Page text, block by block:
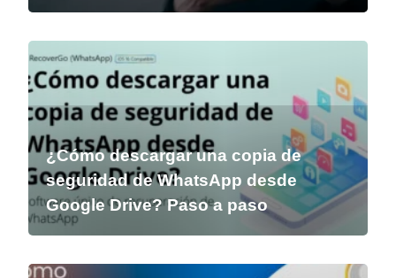
¿Cómo descargar una copia de
seguridad de WhatsApp desde
Google Drive? Paso a paso